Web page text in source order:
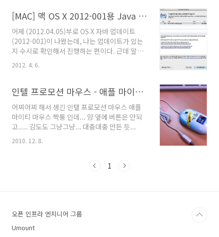
용을 하다보니, OS X나 맥에 대..
티 애플 베타시드 프로그램에서 일반사용자를 대
상으로 가입을 받고 있는중! 선착순 '100만명' 까
지 OS X 베타버전 제
공!https://appleseed.apple.com/sp/betaprogram/
2. 새로운 iOS8- 아이폰4s 부터 지원
https://www.apple.com/ios/ios8/알림센
[MAC] 맥 OS X 2012-001용 Java 업데이트
어제 (2012.04.05)부로 OS X 자바 업데이트
(2012-001)이 나왔는데, 나는 업데이트가 있는
지 수시로 확인해서 진행하는 편이다. 근데 알고
약성을 이용한 악성코드 플래시백 트로이목마가
http://news.inews24.com/php/news_view.php?
g_serial=648319&g_menu=020600 맥 사용
하시는 분들은 꼭 업데이트 바로바로 하시길.
2012. 4. 6.
인텔 프로모션 마우스 - 애플 마이티 마우스 짝퉁?
어찌어찌 해서 생긴 인텔 프로모션 마우스 애플
마이티 마우스 짝퉁 인데... 양 옆에 버튼은 안되
고..... 감도도 그냥그냥... 대충대충 만든 듯...
2010. 12. 8.
1
오픈 인프라 엔지니어 그룹
Umount